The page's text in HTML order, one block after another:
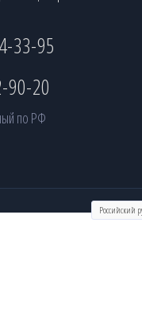
33-95
90-20
по РФ